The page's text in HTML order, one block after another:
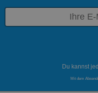
Du kannst
Mit dem